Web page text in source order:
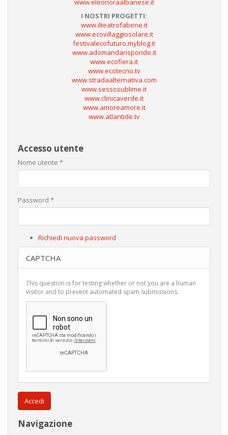
I NOSTRI PROGETTI:
www.ilteatrofabene.it
www.ecovillaggiosolare.it
festivalecofuturo.myblog.it
www.adomandarisponde.it
www.ecofiera.it
www.ecotecno.tv
www.stradaalternativa.com
www.sessosublime.it
www.clinicaverde.it
www.amoreamore.it
www.atlantide.tv
Accesso utente
Nome utente *
Password *
Richiedi nuova password
CAPTCHA
This question is for testing whether or not you are a human
visitor and to prevent automated spam submissions.
Accedi
Navigazione